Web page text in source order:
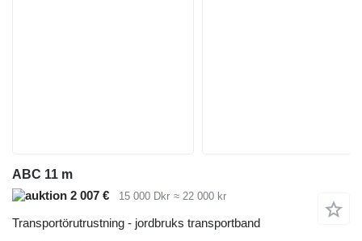
ABC 11 m
2 007 €
15 000 Dkr ≈ 22 000 kr
Transportörutrustning - jordbruks transportband